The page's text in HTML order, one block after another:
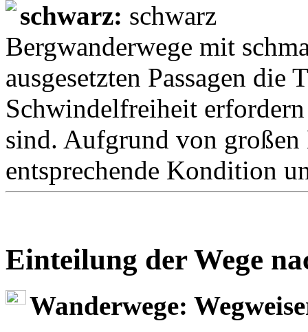
schwarz: schwarz
Bergwanderwege mit
ausgesetzten Passagen die
Schwindelfreiheit
sind. Aufgrund von großen
entsprechende Kondition
Einteilung der Wege
Wanderwege: